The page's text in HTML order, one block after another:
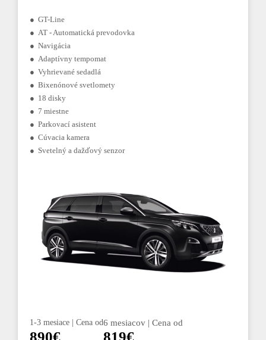
● GT-Line
● AT - Automatická prevodovka
● Navigácia
● Adaptívny tempomat
● Vyhrievané sedadlá
● Bixenónové svetlomety
● 18 disky
● 7 miestne
● Parkovací asistent
● Cúvacia kamera
● Svetelný a dažďový senzor
1-3 mesiace | Cena od
890€
6 mesiacov | Cena od
819€